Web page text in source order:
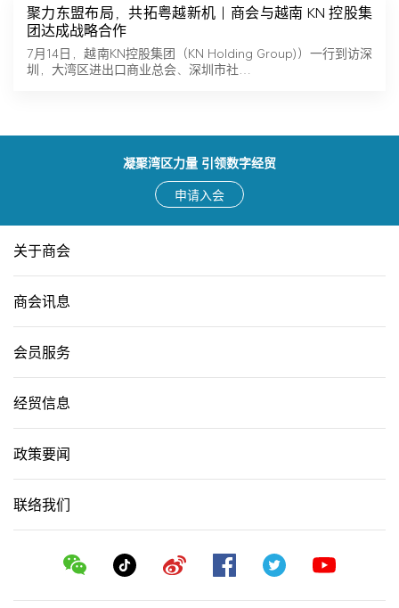
聚力东盟布局，共拓粤越新机｜商会与越南 KN 控股集
团达成战略合作
7月14日，越南KN控股集团（KN Holding Group)）一行到访深
圳，大湾区进出口商业总会、深圳市社…
凝聚湾区力量 引领数字经贸
申请入会
关于商会
商会讯息
会员服务
经贸信息
政策要闻
联络我们